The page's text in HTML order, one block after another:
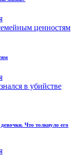
Что толкнуло его